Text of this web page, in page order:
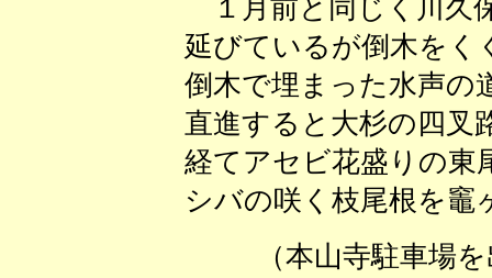
１月前と同じく川久
延びているが倒木をく
倒木で埋まった水声の
直進すると大杉の四叉
経てアセビ花盛りの東
シバの咲く枝尾根を竈
（本山寺駐車場